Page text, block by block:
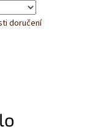
doručení